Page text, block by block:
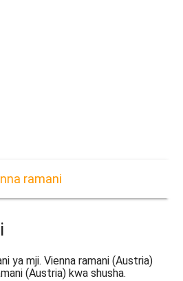
ramani
ya mji. Vienna ramani (Austria)
(Austria) kwa shusha.